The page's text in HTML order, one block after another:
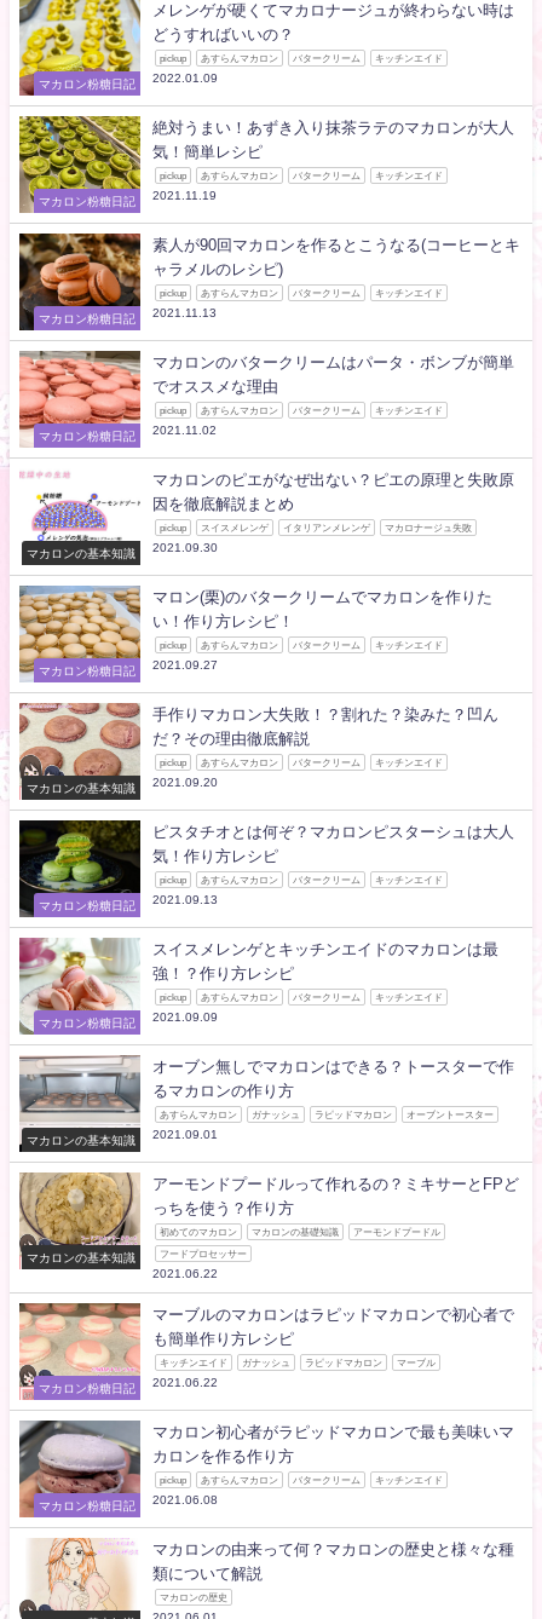
マカロン粉糖日記
メレンゲが硬くてマカロナージュが終わらない時は
どうすればいいの？
pickup あすらんマカロン バタークリーム キッチンエイド
2022.01.09
マカロン粉糖日記
絶対うまい！あずき入り抹茶ラテのマカロンが大人
気！簡単レシピ
pickup あすらんマカロン バタークリーム キッチンエイド
2021.11.19
マカロン粉糖日記
素人が90回マカロンを作るとこうなる(コーヒーとキ
ャラメルのレシピ)
pickup あすらんマカロン バタークリーム キッチンエイド
2021.11.13
マカロン粉糖日記
マカロンのバタークリームはパータ・ボンブが簡単
でオススメな理由
pickup あすらんマカロン バタークリーム キッチンエイド
2021.11.02
マカロンの基本知識
マカロンのピエがなぜ出ない？ピエの原理と失敗原
因を徹底解説まとめ
pickup スイスメレンゲ イタリアンメレンゲ マカロナージュ失敗
2021.09.30
マカロン粉糖日記
マロン(栗)のバタークリームでマカロンを作りた
い！作り方レシピ！
pickup あすらんマカロン バタークリーム キッチンエイド
2021.09.27
マカロンの基本知識
手作りマカロン大失敗！？割れた？染みた？凹ん
だ？その理由徹底解説
pickup あすらんマカロン バタークリーム キッチンエイド
2021.09.20
マカロン粉糖日記
ピスタチオとは何ぞ？マカロンピスターシュは大人
気！作り方レシピ
pickup あすらんマカロン バタークリーム キッチンエイド
2021.09.13
マカロン粉糖日記
スイスメレンゲとキッチンエイドのマカロンは最
強！？作り方レシピ
pickup あすらんマカロン バタークリーム キッチンエイド
2021.09.09
マカロンの基本知識
オーブン無しでマカロンはできる？トースターで作
るマカロンの作り方
あすらんマカロン ガナッシュ ラピッドマカロン オーブントースター
2021.09.01
マカロンの基本知識
アーモンドプードルって作れるの？ミキサーとFPど
っちを使う？作り方
初めてのマカロン マカロンの基礎知識 アーモンドプードル
フードプロセッサー
2021.06.22
マカロン粉糖日記
マーブルのマカロンはラピッドマカロンで初心者で
も簡単作り方レシピ
キッチンエイド ガナッシュ ラピッドマカロン マーブル
2021.06.22
マカロン粉糖日記
マカロン初心者がラピッドマカロンで最も美味いマ
カロンを作る作り方
pickup あすらんマカロン バタークリーム キッチンエイド
2021.06.08
マカロンの由来って何？マカロンの歴史と様々な種
類について解説
マカロンの歴史
2021.06.01